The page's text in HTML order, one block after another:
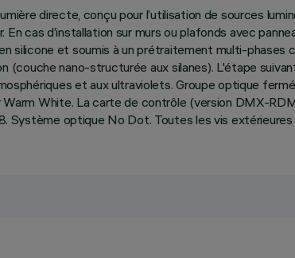
directe, conçu pour l’utilisation de sources
En cas d’installation sur murs ou plafonds avec
silicone et soumis à un prétraitement multi-
(couche nano-structurée aux silanes). L'étape
et aux ultraviolets. Groupe optique
White. La carte de contrôle (version DMX-
Système optique No Dot. Toutes les vis extérieures